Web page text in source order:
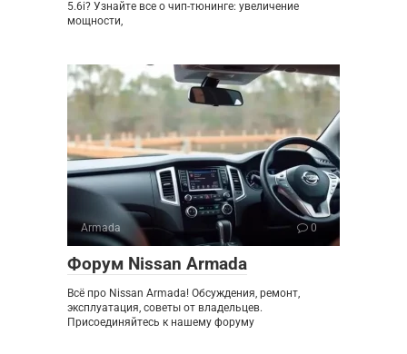
5.6i? Узнайте все о чип-тюнинге: увеличение
мощности,
Armada 0
Форум Nissan Armada
Всё про Nissan Armada! Обсуждения, ремонт,
эксплуатация, советы от владельцев.
Присоединяйтесь к нашему форуму